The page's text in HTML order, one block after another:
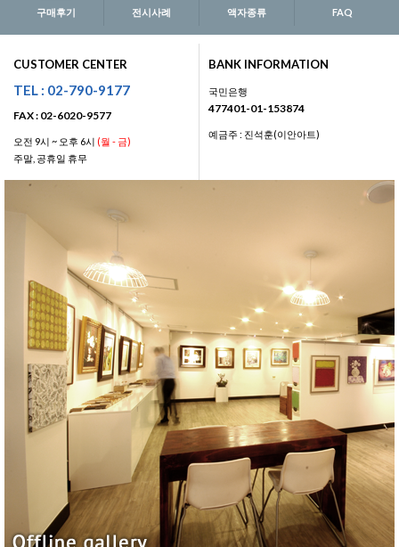
구매후기 전시사례 액자종류 FAQ
CUSTOMER CENTER
TEL : 02-790-9177
FAX : 02-6020-9577
오전 9시 ~ 오후 6시 (월 - 금)
주말, 공휴일 휴무
BANK INFORMATION
국민은행
477401-01-153874
예금주 : 진석훈(이안아트)